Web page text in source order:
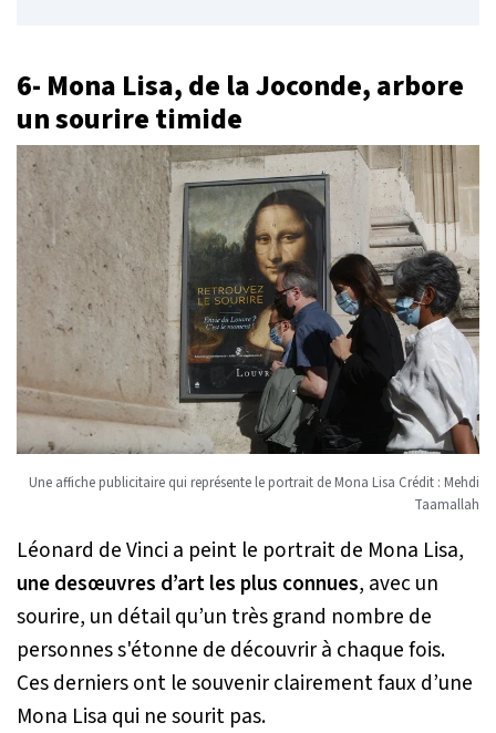
6- Mona Lisa, de la Joconde, arbore
un sourire timide
Une affiche publicitaire qui représente le portrait de Mona Lisa Crédit : Mehdi
Taamallah
Léonard de Vinci a peint le portrait de Mona Lisa,
une desœuvres d’art les plus connues, avec un
sourire, un détail qu’un très grand nombre de
personnes s'étonne de découvrir à chaque fois.
Ces derniers ont le souvenir clairement faux d’une
Mona Lisa qui ne sourit pas.